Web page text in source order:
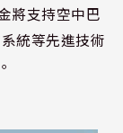
將支持空中巴
統等先進技術